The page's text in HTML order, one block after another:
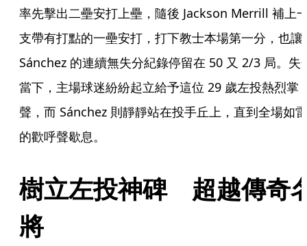
率先擊出二壘安打上壘，隨後 Jackson Merrill 補上
支帶有打點的一壘安打，打下教士本場第一分，也讓
Sánchez 的連續無失分紀錄停留在 50 又 2/3 局。失
當下，主場球迷紛紛起立給予這位 29 歲左投熱烈掌
聲，而 Sánchez 則靜靜站在投手丘上，直到全場如雷
的歡呼聲歇息。
樹立左投神碑 超越傳奇
將